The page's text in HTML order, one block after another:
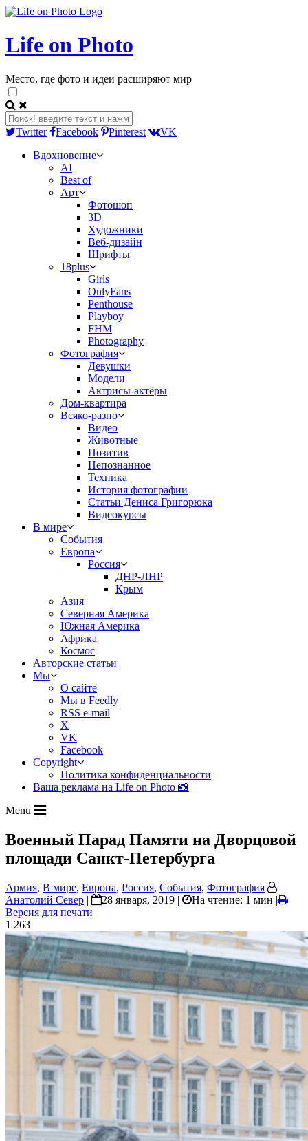
Life on Photo
Место, где фото и идеи расширяют мир
Twitter Facebook Pinterest
VK
Вдохновение
AI
Best of
Арт
Фотошоп
3D
Художники
Веб-дизайн
Шрифты
18plus
Girls
OnlyFans
Penthouse
Playboy
FHM
Photography
Фотография
Девушки
Модели
Актрисы-актёры
Дом-квартира
Всяко-разно
Видео
Животные
Позитив
Непознанное
Техника
История фотографии
Статьи Дениса Григорюка
Видеокурсы
В мире
События
Европа
Россия
ДНР-ЛНР
Крым
Азия
Северная Америка
Южная Америка
Африка
Космос
Авторские статьи
Мы
О сайте
Мы в Feedly
RSS e-mail
X
VK
Facebook
Copyright
Политика конфиденциальности
Ваша реклама на Life on Photo 📸
Menu
Военный Парад Памяти на Дворцовой
площади Санкт-Петербурга
Армия, В мире, Европа, Россия, События, Фотография
Анатолий Север | 28 января, 2019 | На чтение: 1 мин |
Версия для печати
1 263